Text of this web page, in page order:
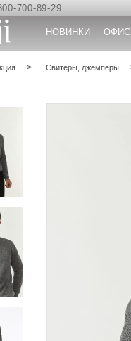
700-89-29
НОВИНКИ ОФИС
Свитеры, джемперы